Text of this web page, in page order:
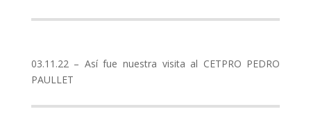
03.11.22 – Así fue nuestra visita al CETPRO PEDRO
PAULLET